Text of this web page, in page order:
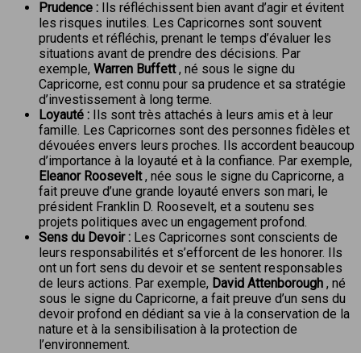
Prudence :
Ils réfléchissent bien avant d’agir et évitent
les risques inutiles. Les Capricornes sont souvent
prudents et réfléchis, prenant le temps d’évaluer les
situations avant de prendre des décisions. Par
exemple, Warren Buffett, né sous le signe du
Capricorne, est connu pour sa prudence et sa stratégie
d’investissement à long terme.
Loyauté :
Ils sont très attachés à leurs amis et à leur
famille. Les Capricornes sont des personnes fidèles et
dévouées envers leurs proches. Ils accordent beaucoup
d’importance à la loyauté et à la confiance. Par exemple,
Eleanor Roosevelt, née sous le signe du Capricorne, a
fait preuve d’une grande loyauté envers son mari, le
président Franklin D. Roosevelt, et a soutenu ses
projets politiques avec un engagement profond.
Sens du Devoir : Les Capricornes sont conscients de
leurs responsabilités et s’efforcent de les honorer. Ils
ont un fort sens du devoir et se sentent responsables
de leurs actions. Par exemple, David Attenborough , né
sous le signe du Capricorne, a fait preuve d’un sens du
devoir profond en dédiant sa vie à la conservation de la
nature et à la sensibilisation à la protection de
l’environnement.